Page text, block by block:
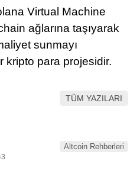
Pinterest
LinkedIn
Virtual Machine
ağlarına taşıyarak
sunmayı
kripto para projesidir.
TÜM YAZILARI
Altcoin Rehberleri